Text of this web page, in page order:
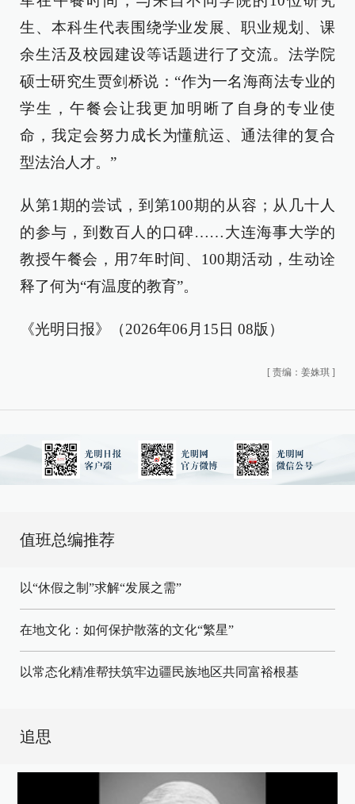
生、本科生代表围绕学业发展、职业规划、课
余生活及校园建设等话题进行了交流。法学院
硕士研究生贾剑桥说：“作为一名海商法专业的
学生，午餐会让我更加明晰了自身的专业使
命，我定会努力成长为懂航运、通法律的复合
型法治人才。”
从第1期的尝试，到第100期的从容；从几十人
的参与，到数百人的口碑……大连海事大学的
教授午餐会，用7年时间、100期活动，生动诠
释了何为“有温度的教育”。
《光明日报》（2026年06月15日 08版）
[ 责编：姜姝琪 ]
值班总编推荐
以“休假之制”求解“发展之需”
在地文化：如何保护散落的文化“繁星”
以常态化精准帮扶筑牢边疆民族地区共同富裕根基
追思